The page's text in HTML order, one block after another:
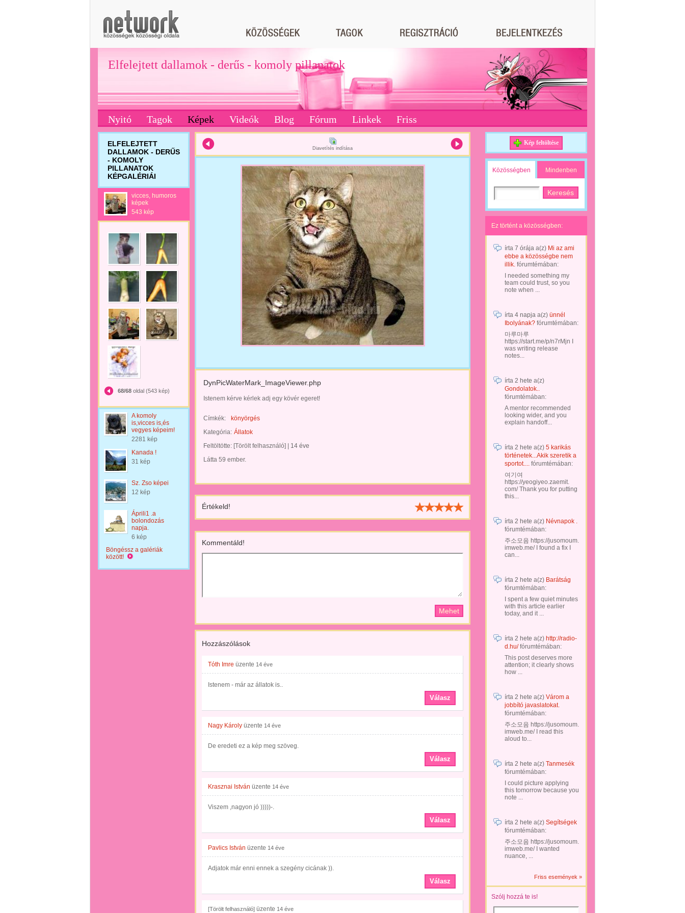
Elfelejtett dallamok - derűs - komoly pillanatok
Nyitó Tagok Képek Videók Blog Fórum Linkek Friss
ELFELEJTETT
DALLAMOK - DERŰS
- KOMOLY
PILLANATOK
KÉPGALÉRIÁI
vicces, humoros
képek
543 kép
68/68 oldal (543 kép)
A komoly
is,vicces is,és
vegyes képeim!
2281 kép
Kanada !
31 kép
Sz. Zso képei
12 kép
Áprili1 .a
bolondozás
napja.
6 kép
Böngéssz a galériák
között!
Diavetítés indítása
DynPicWaterMark_ImageViewer.php
Istenem kérve kérlek adj egy kövér egeret!
Címkék:
könyörgés
Kategória: Állatok
Feltöltötte: [Törölt felhasználó]
14 éve
Látta 59 ember.
Értékeld!
Kommentáld!
Hozzászólások
Tóth Imre üzente 14 éve
Istenem - már az állatok is..
Válasz
Nagy Károly üzente 14 éve
De eredeti ez a kép meg szöveg.
Válasz
Krasznai István üzente 14 éve
Viszem ,nagyon jó )))))-.
Válasz
Pavlics István üzente 14 éve
Adjatok már enni ennek a szegény cicának )).
Válasz
[Törölt felhasználó] üzente 14 éve
Kép feltöltése
Közösségben Mindenben
Ez történt a közösségben:
írta 7 órája a(z) Mi az ami
ebbe a közösségbe nem
illik. fórumtémában:
I needed something my
team could trust, so you
note when ...
írta 4 napja a(z) ünnél
Ibolyának? fórumtémában:
마루마루
https://start.me/p/n7rMjn I
was writing release
notes...
írta 2 hete a(z)
Gondolatok..
fórumtémában:
A mentor recommended
looking wider, and you
explain handoff...
írta 2 hete a(z) 5 karikás
történetek...Akik szeretik a
sportot.... fórumtémában:
여기여
https://yeogiyeo.zaemit.
com/ Thank you for putting
this...
írta 2 hete a(z) Névnapok .
fórumtémában:
주소모음 https://jusomoum.
imweb.me/ I found a fix I
can...
írta 2 hete a(z) Barátság
fórumtémában:
I spent a few quiet minutes
with this article earlier
today, and it ...
írta 2 hete a(z) http://radio-
d.hu/fórumtémában:
This post deserves more
attention; it clearly shows
how ...
írta 2 hete a(z) Várom a
jobbító javaslatokat.
fórumtémában:
주소모음 https://jusomoum.
imweb.me/ I read this
aloud to...
írta 2 hete a(z) Tanmesék
fórumtémában:
I could picture applying
this tomorrow because you
note ...
írta 2 hete a(z) Segítségek
fórumtémában:
주소모음 https://jusomoum.
imweb.me/ I wanted
nuance, ...
Friss események »
Szólj hozzá te is!